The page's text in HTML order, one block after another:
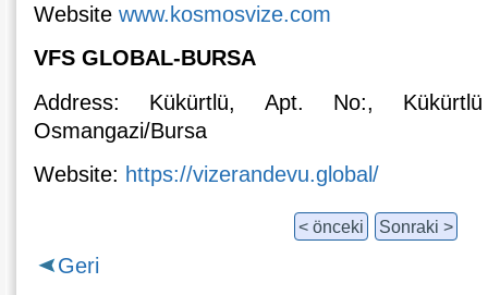
Websitewww.kosmosvize.com
VFS GLOBAL-BURSA
Address: Kükürtlü, Apt. No:,
Osmangazi/Bursa
Website: https://vizerandevu.global/
< önceki Sonraki >
Geri